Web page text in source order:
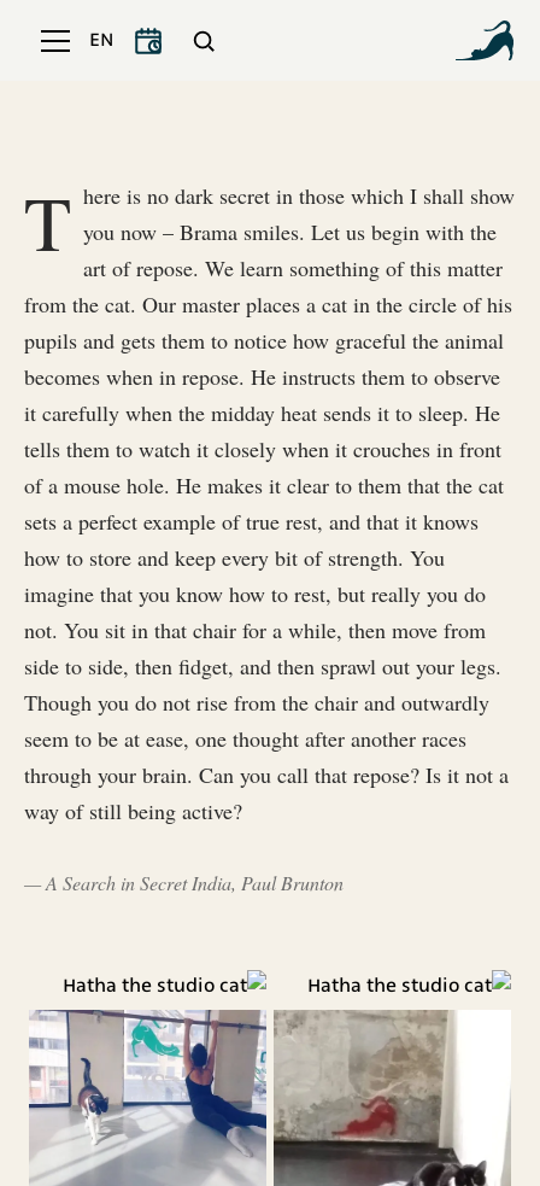
EN
T here is no dark secret in those which I shall show
you now – Brama smiles. Let us begin with the
art of repose. We learn something of this matter
from the cat. Our master places a cat in the circle of his
pupils and gets them to notice how graceful the animal
becomes when in repose. He instructs them to observe
it carefully when the midday heat sends it to sleep. He
tells them to watch it closely when it crouches in front
of a mouse hole. He makes it clear to them that the cat
sets a perfect example of true rest, and that it knows
how to store and keep every bit of strength. You
imagine that you know how to rest, but really you do
not. You sit in that chair for a while, then move from
side to side, then fidget, and then sprawl out your legs.
Though you do not rise from the chair and outwardly
seem to be at ease, one thought after another races
through your brain. Can you call that repose? Is it not a
way of still being active?
— A Search in Secret India, Paul Brunton